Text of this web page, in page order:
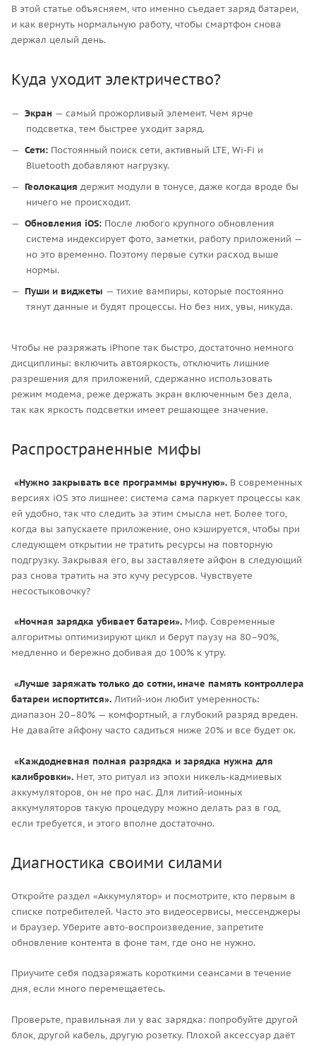
В этой статье объясняем, что именно съедает заряд батареи,
и как вернуть нормальную работу, чтобы смартфон снова
держал целый день.
Куда уходит электричество?
Экран — самый прожорливый элемент. Чем ярче
подсветка, тем быстрее уходит заряд.
Сети: Постоянный поиск сети, активный LTE, Wi-Fi и
Bluetooth добавляют нагрузку.
Геолокация держит модули в тонусе, даже когда вроде бы
ничего не происходит.
Обновления iOS: После любого крупного обновления
система индексирует фото, заметки, работу приложений —
но это временно. Поэтому первые сутки расход выше
нормы.
Пуши и виджеты — тихие вампиры, которые постоянно
тянут данные и будят процессы. Но без них, увы, никуда.
Чтобы не разряжать iPhone так быстро, достаточно немного
дисциплины: включить автояркость, отключить лишние
разрешения для приложений, сдержанно использовать
режим модема, реже держать экран включенным без дела,
так как яркость подсветки имеет решающее значение.
Распространенные мифы
«Нужно закрывать все программы вручную». В современных
версиях iOS это лишнее: система сама паркует процессы как
ей удобно, так что следить за этим смысла нет. Более того,
когда вы запускаете приложение, оно кэшируется, чтобы при
следующем открытии не тратить ресурсы на повторную
подгрузку. Закрывая его, вы заставляете айфон в следующий
раз снова тратить на это кучу ресурсов. Чувствуете
несостыковочку?
«Ночная зарядка убивает батареи». Миф. Современные
алгоритмы оптимизируют цикл и берут паузу на 80–90%,
медленно и бережно добивая до 100% к утру.
«Лучше заряжать только до сотни, иначе память контроллера
батареи испортится». Литий-ион любит умеренность:
диапазон 20–80% — комфортный, а глубокий разряд вреден.
Не давайте айфону часто садиться ниже 20% и все будет ок.
«Каждодневная полная разрядка и зарядка нужна для
калибровки». Нет, это ритуал из эпохи никель-кадмиевых
аккумуляторов, он не про нас. Для литий-ионных
аккумуляторов такую процедуру можно делать раз в год,
если требуется, и этого вполне достаточно.
Диагностика своими силами
Откройте раздел «Аккумулятор» и посмотрите, кто первым в
списке потребителей. Часто это видеосервисы, мессенджеры
и браузер. Уберите авто-воспроизведение, запретите
обновление контента в фоне там, где оно не нужно.
Приучите себя подзаряжать короткими сеансами в течение
дня, если много перемещаетесь.
Проверьте, правильная ли у вас зарядка: попробуйте другой
блок, другой кабель, другую розетку. Плохой аксессуар даёт